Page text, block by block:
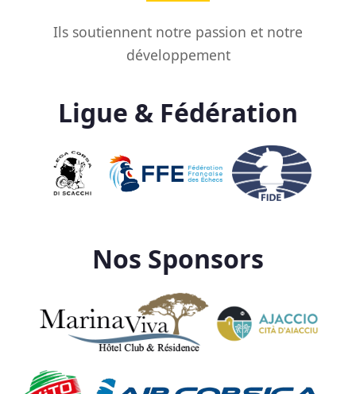
Ils soutiennent notre passion et notre
développement
Ligue & Fédération
Nos Sponsors